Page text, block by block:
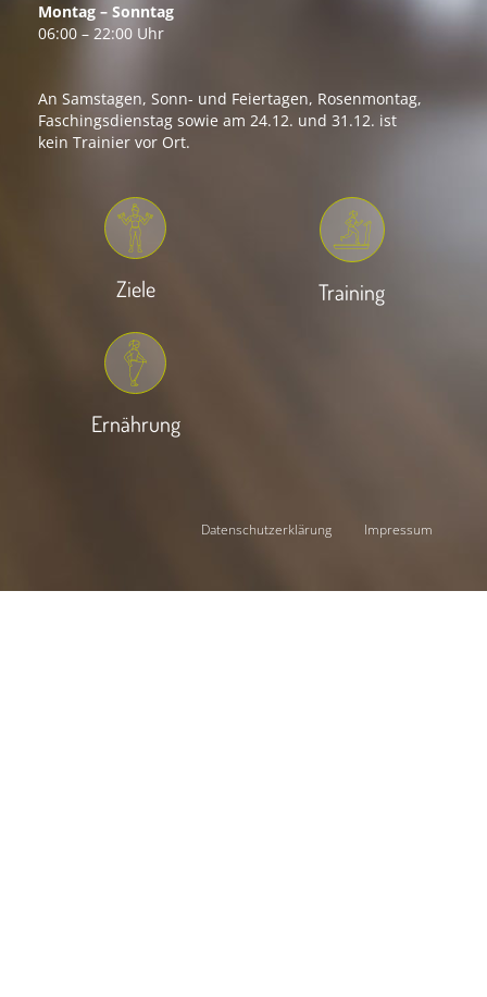
Montag – Sonntag
06:00 – 22:00 Uhr
An Samstagen, Sonn- und Feiertagen, Rosenmontag,
Faschingsdienstag sowie am 24.12. und 31.12. ist
kein Trainier vor Ort.
Ziele Training
Ernährung
Datenschutzerklärung Impressum